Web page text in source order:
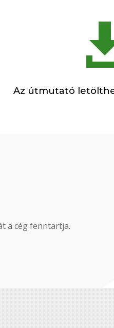
Az útmutató
a cég fenntartja.